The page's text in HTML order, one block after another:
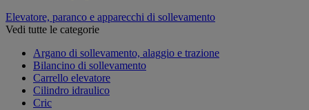
Elevatore, paranco e apparecchi di sollevamento
Vedi tutte le categorie
Argano di sollevamento, alaggio e trazione
Bilancino di sollevamento
Carrello elevatore
Cilindro idraulico
Cric